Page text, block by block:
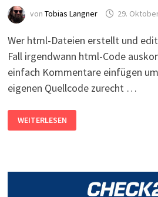
von Tobias Langner 29.
Wer html-Dateien erstellt und
Fall irgendwann html-Code
einfach Kommentare einfügen
eigenen Quellcode zurecht …
HTML
AUSKOMMENTIEREN
–
IN
WEITERLESEN